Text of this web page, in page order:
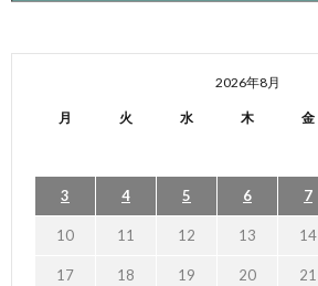
2026年8月
月 火 水 木 金
3 4 5 6 7
10 11 12 13 14
17 18 19 20 21